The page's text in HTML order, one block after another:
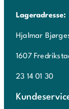
Lageradresse:
Hjalmar
1607
23 14 01 30